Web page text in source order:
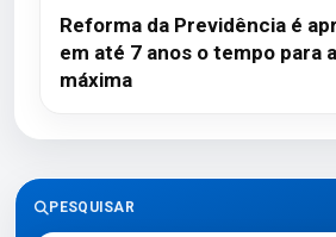
Reforma da Previdência é
em até 7 anos o tempo para
máxima
PESQUISAR